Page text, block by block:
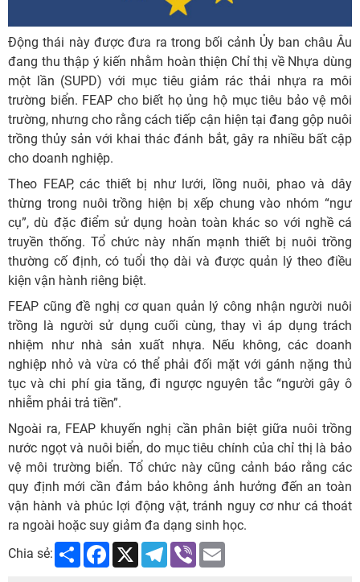
Động thái này được đưa ra trong bối cảnh Ủy ban châu Âu
đang thu thập ý kiến nhằm hoàn thiện Chỉ thị về Nhựa dùng
một lần (SUPD) với mục tiêu giảm rác thải nhựa ra môi
trường biển. FEAP cho biết họ ủng hộ mục tiêu bảo vệ môi
trường, nhưng cho rằng cách tiếp cận hiện tại đang gộp nuôi
trồng thủy sản với khai thác đánh bắt, gây ra nhiều bất cập
cho doanh nghiệp.
Theo FEAP, các thiết bị như lưới, lồng nuôi, phao và dây
thừng trong nuôi trồng hiện bị xếp chung vào nhóm “ngư
cụ”, dù đặc điểm sử dụng hoàn toàn khác so với nghề cá
truyền thống. Tổ chức này nhấn mạnh thiết bị nuôi trồng
thường cố định, có tuổi thọ dài và được quản lý theo điều
kiện vận hành riêng biệt.
FEAP cũng đề nghị cơ quan quản lý công nhận người nuôi
trồng là người sử dụng cuối cùng, thay vì áp dụng trách
nhiệm như nhà sản xuất nhựa. Nếu không, các doanh
nghiệp nhỏ và vừa có thể phải đối mặt với gánh nặng thủ
tục và chi phí gia tăng, đi ngược nguyên tắc “người gây ô
nhiễm phải trả tiền”.
Ngoài ra, FEAP khuyến nghị cần phân biệt giữa nuôi trồng
nước ngọt và nuôi biển, do mục tiêu chính của chỉ thị là bảo
vệ môi trường biển. Tổ chức này cũng cảnh báo rằng các
quy định mới cần đảm bảo không ảnh hưởng đến an toàn
vận hành và phúc lợi động vật, tránh nguy cơ như cá thoát
ra ngoài hoặc suy giảm đa dạng sinh học.
Chia sẻ:
Share Facebook
X Telegram
Viber